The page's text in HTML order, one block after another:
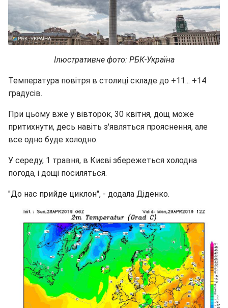
Ілюстративне фото: РБК-Україна
Температура повітря в столиці складе до +11... +14
градусів.
При цьому вже у вівторок, 30 квітня, дощ може
притихнути, десь навіть з'являться прояснення, але
все одно буде холодно.
У середу, 1 травня, в Києві збережеться холодна
погода, і дощі посиляться.
"До нас прийде циклон", - додала Діденко.